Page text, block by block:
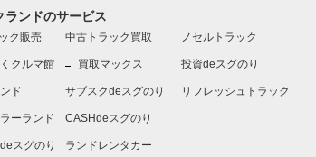
ランドのサービス
ク販売
クルマ館
ド
ーランド
スグのり
中古トラック買取
買取マックス
サブスクdeスグのり
CASHdeスグのり
ランドレンタカー
ノセルトラック
投資deスグのり
リフレッシュトラック